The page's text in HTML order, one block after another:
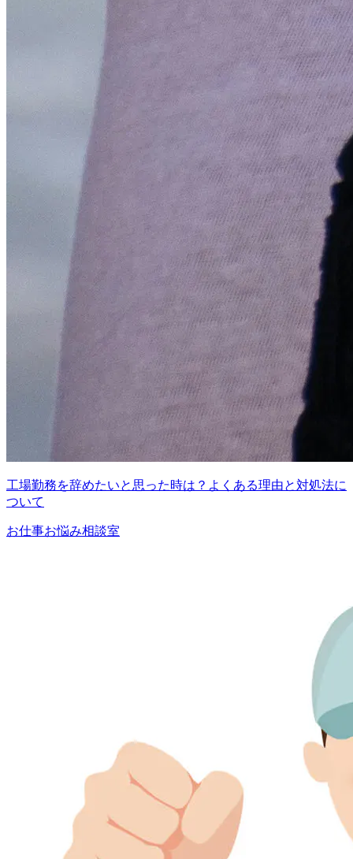
工場勤務を辞めたいと思った時は？よくある理由と対処法に
ついて
お仕事お悩み相談室